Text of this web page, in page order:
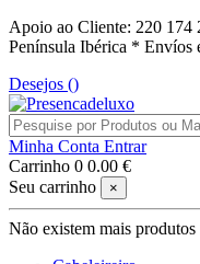
Apoio ao Cliente: 220 174
Península Ibérica * Envíos
Desejos ()
Minha Conta Entrar
Carrinho 0 0.00 €
Seu carrinho
×
Não existem mais